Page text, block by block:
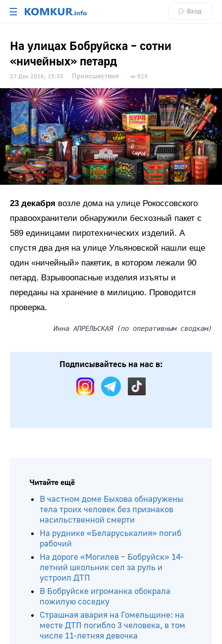
☰ Вход
На улицах Бобруйска – сотни
«ничейных» петард
27 Дек 2016, 15:33 Происшествия 829
23 декабря возле дома на улице Рокоссовского
правоохранители обнаружили бесхозный пакет с
589 единицами пиротехнических изделий. А
спустя два дня на улице Ульяновской нашли еще
один «ничейный» пакетик, в котором лежали 90
петард. Взрывоопасные изделия изъяты и
переданы на хранение в милицию. Проводится
проверка.
Инна АПРЕЛЬСКАЯ (по оперативным сводкам)
Подписывайтесь на нас в:
Читайте ещё
В частном доме Быхова обнаружены
тела троих человек без признаков
насильственной смерти
На руднике «Беларуськалия» погиб
рабочий
На дороге «Могилев – Бобруйск» 14-
летний школьник сел за руль и